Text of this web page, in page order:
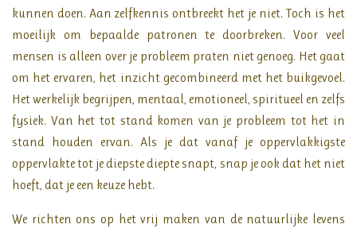
kunnen doen. Aan zelfkennis ontbreekt het je niet. Toch is het
moeilijk om bepaalde patronen te doorbreken. Voor veel
mensen is alleen over je probleem praten niet genoeg. Het gaat
om het ervaren, het inzicht gecombineerd met het buikgevoel.
Het werkelijk begrijpen, mentaal, emotioneel, spiritueel en zelfs
fysiek. Van het tot stand komen van je probleem tot het in
stand houden ervan. Als je dat vanaf je oppervlakkigste
oppervlakte tot je diepste diepte snapt, snap je ook dat het niet
hoeft, dat je een keuze hebt.
We richten ons op het vrij maken van de natuurlijke levens